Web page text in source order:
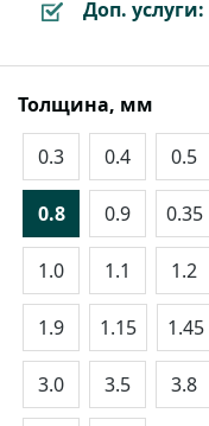
Доп. услуги:
Толщина, мм
0.3
0.4 0.5
0.8 0.9 0.35
1.0 1.1 1.2
1.9 1.15 1.45
3.0 3.5 3.8